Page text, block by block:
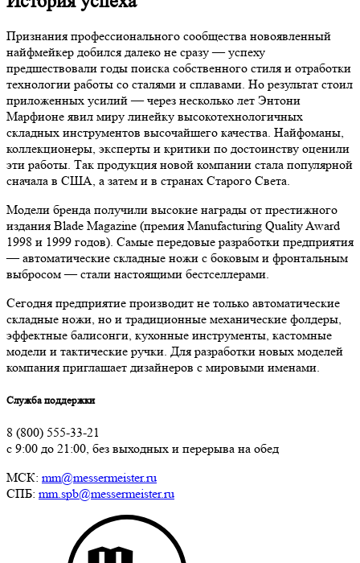
Признания профессионального сообщества новоявленный
найфмейкер добился далеко не сразу — успеху
предшествовали годы поиска собственного стиля и отработки
технологии работы со сталями и сплавами. Но результат стоил
приложенных усилий — через несколько лет Энтони
Марфионе явил миру линейку высокотехнологичных
складных инструментов высочайшего качества. Найфоманы,
коллекционеры, эксперты и критики по достоинству оценили
эти работы. Так продукция новой компании стала популярной
сначала в США, а затем и в странах Старого Света.
Модели бренда получили высокие награды от престижного
издания Blade Magazine (премия Manufacturing Quality Award
1998 и 1999 годов). Самые передовые разработки предприятия
— автоматические складные ножи с боковым и фронтальным
выбросом — стали настоящими бестселлерами.
Сегодня предприятие производит не только автоматические
складные ножи, но и традиционные механические фолдеры,
эффектные балисонги, кухонные инструменты, кастомные
модели и тактические ручки. Для разработки новых моделей
компания приглашает дизайнеров с мировыми именами.
Служба поддержки
8 (800) 555-33-21
с 9:00 до 21:00, без выходных и перерыва на обед
МСК: mm@messermeister.ru
СПБ: mm.spb@messermeister.ru